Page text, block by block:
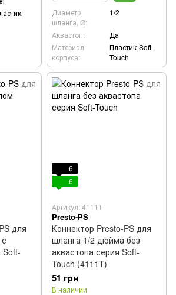
Диаметр
шланга, Ø:
1/2
Аквастоп:
Да
Материал
корпуса:
Пластик-Soft-
Touch
для
6
6
Артикул: 4111T
Presto-PS
Коннектор Presto-PS для
шланга 1/2 дюйма без
аквастопа серия Soft-
Touch (4111T)
51 грн
В наличии